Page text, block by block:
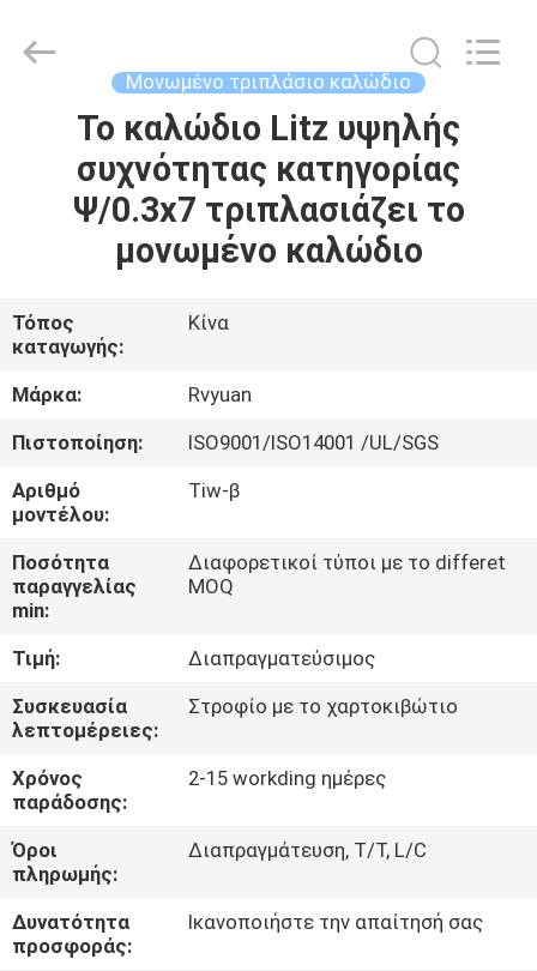
ΣΠΊΤΙ
ΠΡΟΪΌΝΤΑ
ΒΊΝΤΕΟ
ΠΕΡΊΠΟΥ
ΕΜΕΊΣ
ΓΎΡΟΣ
ΕΡΓΟΣΤΑΣΊΩΝ
ΠΟΙΟΤΙΚΌΣ
ΜΑΣ
ΕΛΆΤΕ
ΣΕ
ΕΠΑΦΉ
ΜΕ
ΕΙΔΉΣΕΙΣ
Material
Co,.Ltd.
Μονωμένο τριπλάσιο καλώδιο
Το καλώδιο Litz υψηλής
συχνότητας κατηγορίας
Ψ/0.3x7 τριπλασιάζει το
μονωμένο καλώδιο
Τόπος
καταγωγής:
Κίνα
Μάρκα:
Rvyuan
Πιστοποίηση:
ISO9001/ISO14001 /UL/SGS
Αριθμό
μοντέλου:
Tiw-β
Ποσότητα
παραγγελίας
min:
Διαφορετικοί τύποι με το differet
MOQ
Τιμή:
Διαπραγματεύσιμος
Συσκευασία
λεπτομέρειες:
Στροφίο με το χαρτοκιβώτιο
Χρόνος
παράδοσης:
2-15 workding ημέρες
Όροι
πληρωμής:
Διαπραγμάτευση, T/T, L/C
Δυνατότητα
προσφοράς:
Ικανοποιήστε την απαίτησή σας